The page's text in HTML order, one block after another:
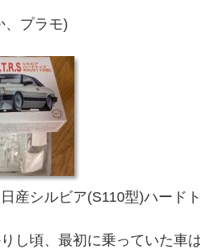
、プラモ)
産シルビア(S110型)ハード
し頃、最初に乗っていた車